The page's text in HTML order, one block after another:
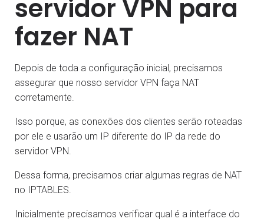
servidor VPN para
fazer NAT
Depois de toda a configuração inicial, precisamos
assegurar que nosso servidor VPN faça NAT
corretamente.
Isso porque, as conexões dos clientes serão roteadas
por ele e usarão um IP diferente do IP da rede do
servidor VPN.
Dessa forma, precisamos criar algumas regras de NAT
no IPTABLES.
Inicialmente precisamos verificar qual é a interface do